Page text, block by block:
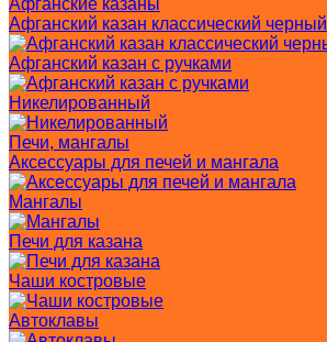
Афганские казаны
Афганский казан классический черный
Афганский казан с ручками
Никелированный
Печи, мангалы
Аксессуары для печей и мангала
Мангалы
Печи для казана
Чаши костровые
Автоклавы